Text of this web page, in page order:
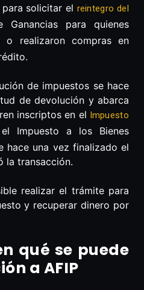
solicitar el reintegro del
para quienes
o realizaron compras en
de impuestos se hace
de devolución y abarca
inscriptos en el Impuesto
Impuesto a los Bienes
hace una vez finalizado el
la transacción.
realizar el trámite para
y recuperar dinero por
qué se puede
a AFIP